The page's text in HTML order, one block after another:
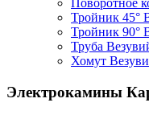
Поворотное
Тройник 45°
Тройник 90°
Труба
Хомут
Электрокамины